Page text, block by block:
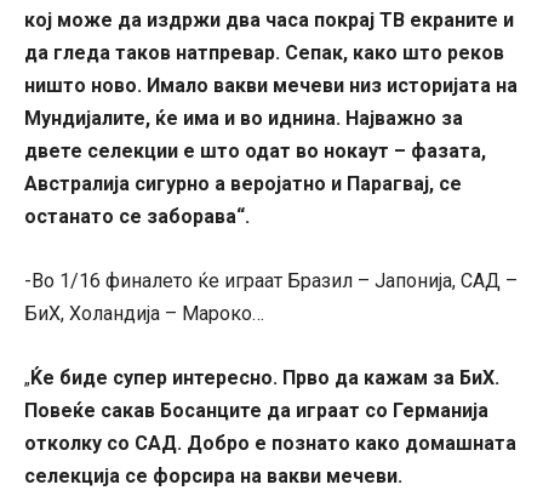
кој може да издржи два часа покрај ТВ екраните и
да гледа таков натпревар. Сепак, како што реков
ништо ново. Имало вакви мечеви низ историјата на
Мундијалите, ќе има и во иднина. Најважно за
двете селекции е што одат во нокаут – фазата,
Австралија сигурно а веројатно и Парагвај, се
останато се заборава“.
-Во 1/16 финалето ќе играат Бразил – Јапонија, САД –
БиХ, Холандија – Мароко…
„Ќе биде супер интересно. Прво да кажам за БиХ.
Повеќе сакав Босанците да играат со Германија
отколку со САД. Добро е познато како домашната
селекција се форсира на вакви мечеви.